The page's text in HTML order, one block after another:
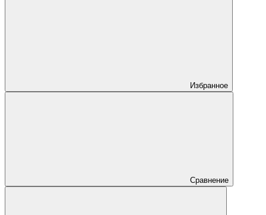
Избранное
Сравнение